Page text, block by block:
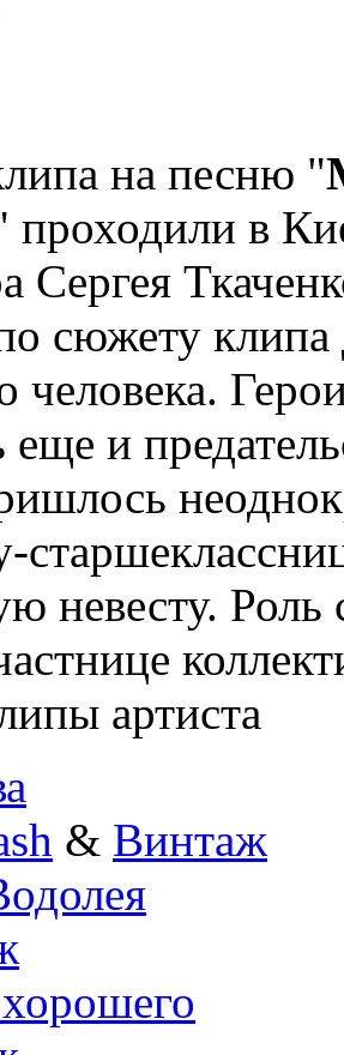
на песню "
в
Сергея
сюжету
человека.
и
невесту.
артиста
& Винтаж